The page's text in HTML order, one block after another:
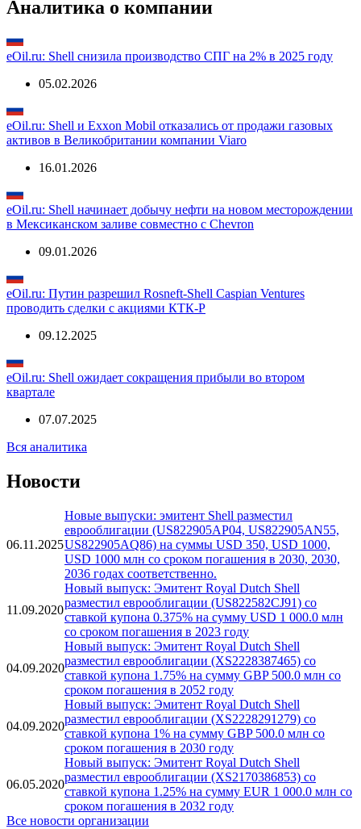
Аналитика о компании
eOil.ru: Shell снизила производство СПГ на 2% в 2025 году
05.02.2026
eOil.ru: Shell и Exxon Mobil отказались от продажи газовых
активов в Великобритании компании Viaro
16.01.2026
eOil.ru: Shell начинает добычу нефти на новом месторождении
в Мексиканском заливе совместно с Chevron
09.01.2026
eOil.ru: Путин разрешил Rosneft-Shell Caspian Ventures
проводить сделки с акциями КТК-Р
09.12.2025
eOil.ru: Shell ожидает сокращения прибыли во втором
квартале
07.07.2025
Вся аналитика
Новости
06.11.2025
Новые выпуски: эмитент Shell разместил
еврооблигации (US822905AP04, US822905AN55,
US822905AQ86) на суммы USD 350, USD 1000,
USD 1000 млн со сроком погашения в 2030, 2030,
2036 годах соответственно.
11.09.2020
Новый выпуск: Эмитент Royal Dutch Shell
разместил еврооблигации (US822582CJ91) со
ставкой купона 0.375% на сумму USD 1 000.0 млн
со сроком погашения в 2023 году
04.09.2020
Новый выпуск: Эмитент Royal Dutch Shell
разместил еврооблигации (XS2228387465) со
ставкой купона 1.75% на сумму GBP 500.0 млн со
сроком погашения в 2052 году
04.09.2020
Новый выпуск: Эмитент Royal Dutch Shell
разместил еврооблигации (XS2228291279) со
ставкой купона 1% на сумму GBP 500.0 млн со
сроком погашения в 2030 году
06.05.2020
Новый выпуск: Эмитент Royal Dutch Shell
разместил еврооблигации (XS2170386853) со
ставкой купона 1.25% на сумму EUR 1 000.0 млн со
сроком погашения в 2032 году
Все новости организации